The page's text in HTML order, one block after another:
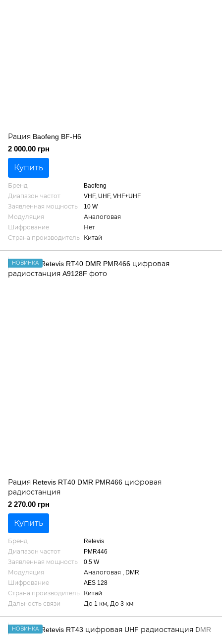
Рация Baofeng BF-H6
2 000.00 грн
Купить
Бренд
Baofeng
Диапазон частот
VHF, UHF, VHF+UHF
Заявленная мощность
10 W
Модуляция
Аналоговая
Шифрование
Нет
Страна производитель
Китай
НОВИНКА
Рация Retevis RT40 DMR PMR466 цифровая
радиостанция
2 270.00 грн
Купить
Бренд
Retevis
Диапазон частот
PMR446
Заявленная мощность
0.5 W
Модуляция
Аналоговая , DMR
Шифрование
AES 128
Страна производитель
Китай
Дальность связи
До 1 км, До 3 км
НОВИНКА